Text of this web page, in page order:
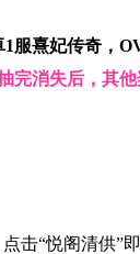
服熹妃传奇，
消失后，其
击“悦阁清供